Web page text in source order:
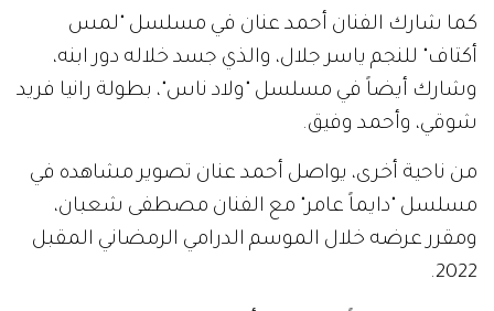
كما شارك الفنان أحمد عنان في مسلسل "لمس
أكتاف" للنجم ياسر جلال، والذي جسد خلاله دور ابنه،
وشارك أيضاً في مسلسل "ولاد ناس"، بطولة رانيا فريد
شوقي، وأحمد وفيق.
من ناحية أخرى، يواصل أحمد عنان تصوير مشاهده في
مسلسل "دايماً عامر" مع الفنان مصطفى شعبان،
ومقرر عرضه خلال الموسم الدرامي الرمضاني المقبل
2022.